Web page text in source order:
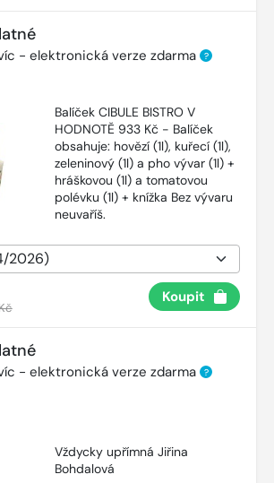
- elektronická verze zdarma ?
Balíček CIBULE BISTRO V
HODNOTĚ 933 Kč - Balíček
obsahuje: hovězí (1l), kuřecí (1l),
zeleninový (1l) a pho vývar (1l) +
hráškovou (1l) a tomatovou
polévku (1l) + knížka Bez vývaru
neuvaříš.
Koupit
- elektronická verze zdarma ?
Vždycky upřímná Jiřina
Bohdalová